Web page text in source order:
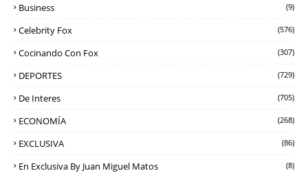
Business (9)
Celebrity Fox (576)
Cocinando Con Fox (307)
DEPORTES (729)
De Interes (705)
ECONOMÍA (268)
EXCLUSIVA (86)
En Exclusiva By Juan Miguel Matos (8)